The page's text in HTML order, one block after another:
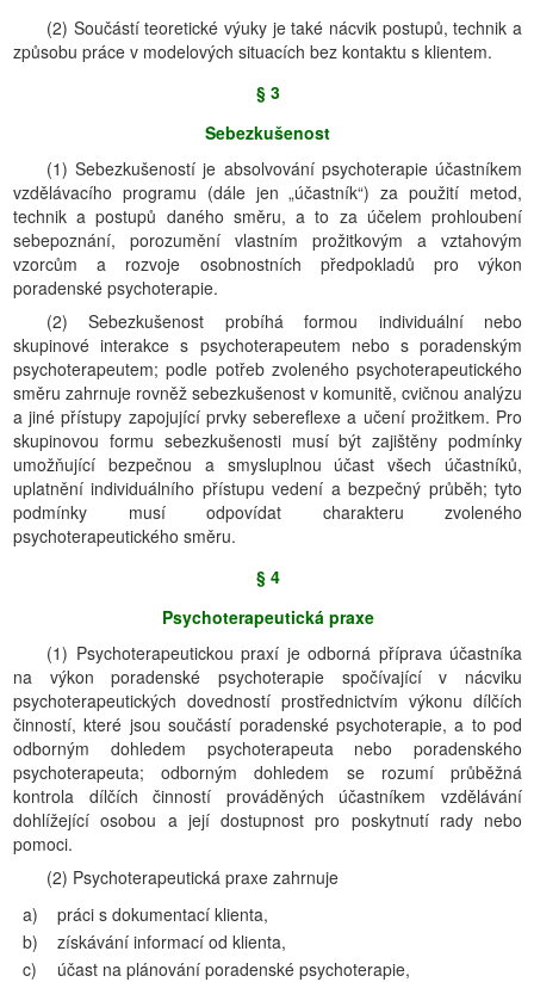
(2) Součástí teoretické výuky je také nácvik postupů, technik a
způsobu práce v modelových situacích bez kontaktu s klientem.
§ 3
Sebezkušenost
(1) Sebezkušeností je absolvování psychoterapie účastníkem
vzdělávacího programu (dále jen „účastník“) za použití metod,
technik a postupů daného směru, a to za účelem prohloubení
sebepoznání, porozumění vlastním prožitkovým a vztahovým
vzorcům a rozvoje osobnostních předpokladů pro výkon
poradenské psychoterapie.
(2) Sebezkušenost probíhá formou individuální nebo
skupinové interakce s psychoterapeutem nebo s poradenským
psychoterapeutem; podle potřeb zvoleného psychoterapeutického
směru zahrnuje rovněž sebezkušenost v komunitě, cvičnou analýzu
a jiné přístupy zapojující prvky sebereflexe a učení prožitkem. Pro
skupinovou formu sebezkušenosti musí být zajištěny podmínky
umožňující bezpečnou a smysluplnou účast všech účastníků,
uplatnění individuálního přístupu vedení a bezpečný průběh; tyto
podmínky musí odpovídat charakteru zvoleného
psychoterapeutického směru.
§ 4
Psychoterapeutická praxe
(1) Psychoterapeutickou praxí je odborná příprava účastníka
na výkon poradenské psychoterapie spočívající v nácviku
psychoterapeutických dovedností prostřednictvím výkonu dílčích
činností, které jsou součástí poradenské psychoterapie, a to pod
odborným dohledem psychoterapeuta nebo poradenského
psychoterapeuta; odborným dohledem se rozumí průběžná
kontrola dílčích činností prováděných účastníkem vzdělávání
dohlížející osobou a její dostupnost pro poskytnutí rady nebo
pomoci.
(2) Psychoterapeutická praxe zahrnuje
a)
práci s dokumentací klienta,
b)
získávání informací od klienta,
c)
účast na plánování poradenské psychoterapie,